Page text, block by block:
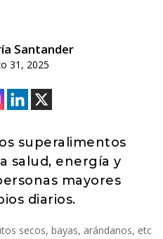
Santander
31, 2025
superalimentos
salud, energía y
mayores
diarios.